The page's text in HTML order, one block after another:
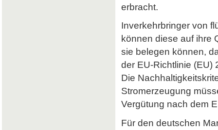
erbracht.
Inverkehrbringer von
können diese auf ihre
sie belegen können,
der EU-Richtlinie (EU)
Die
Stromerzeugung
Vergütung nach dem
Für den deutschen